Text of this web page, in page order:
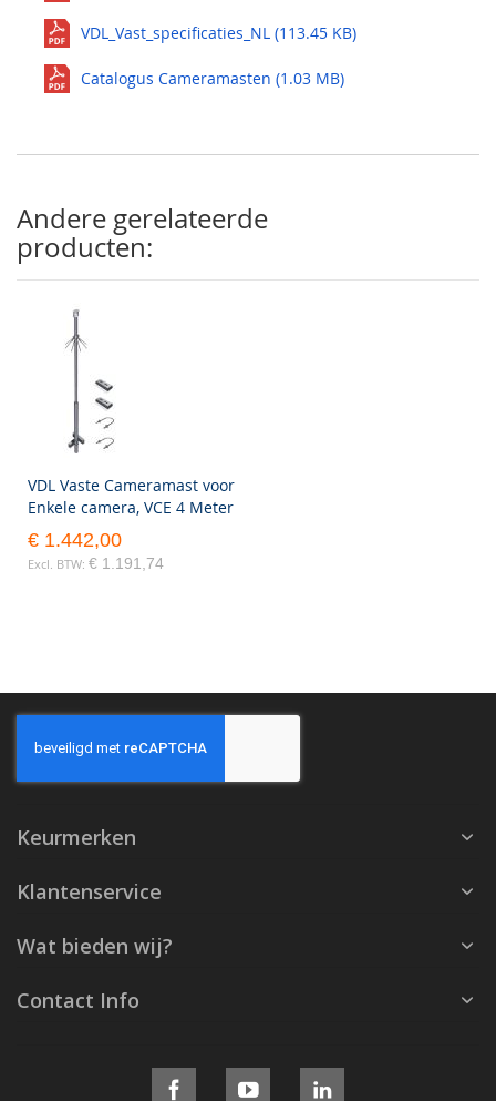
VDL_Vast_specificaties_NL (113.45 KB)
Catalogus Cameramasten (1.03 MB)
Andere gerelateerde
producten:
VDL Vaste Cameramast voor
Enkele camera, VCE 4 Meter
€ 1.442,00
€ 1.191,74
Keurmerken
Klantenservice
Wat bieden wij?
Contact Info